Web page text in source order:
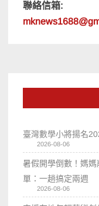
聯絡信箱:
臺灣數學小將揚名
2026-08-06
暑假開學倒數！媽
單：一趟搞定兩週
2026-08-06